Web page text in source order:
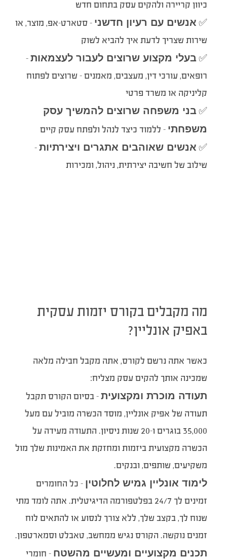
כיוון קריירה ולהקים עסק בתחום חדש
✅ אנשים עם רעיון חדשני – סטארט-אפ, מוצר, או
שירות שצריך לדעת איך להביא לשוק
✅ בעלי מקצוע שרוצים לעבור לעצמאות–
רופאים, עורכי דין, מעצבים, מאמנים – שרוצים לפתוח
קליניקה או משרד פרטי
✅ בני משפחה שרוצים להמשיך עסק
משפחתי – ללמוד כיצד לנהל ולפתח עסק קיים
✅ אנשים שאוהבים אתגרים ויצירתיות–
שילוב של חשיבה יצירתית, ניהול, ומכירות
מה מקבלים בקורס יזמות עסקית
באפיק אונליין?
כאשר אתה נרשם לקורס, אתה מקבל חבילה מלאה
שמכינה אותך להקים עסק מצליח:
תעודה מוכרת ומקצועית– בסיום הקורס תקבל
תעודה של אפיק אונליין, מוסד הכשרה מוביל עם מעל
35,000 בוגרים ו-20 שנות ניסיון. התעודה מעידה על
הכשרה מקצועית ביזמות ומחזקת את האמינות שלך מול
משקיעים, שותפים, ובנקים.
לימוד אונליין גמיש לחלוטין – כל החומרים
זמינים לך 24/7 בפלטפורמה הדיגיטלית. אתה לומד מתי
שנוח לך, בקצב שלך, ללא צורך לנסוע או להתאים לוח
זמנים נוקשה. הקורס נגיש ממחשב, טאבלט וסמארטפון.
תכנים מקצועיים ומעשיים מהשטח – חומרי